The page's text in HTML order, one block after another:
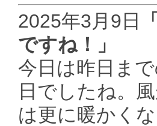
2025年3月9日
ですね！」
今日は昨日ま
日でしたね。
は更に暖かく